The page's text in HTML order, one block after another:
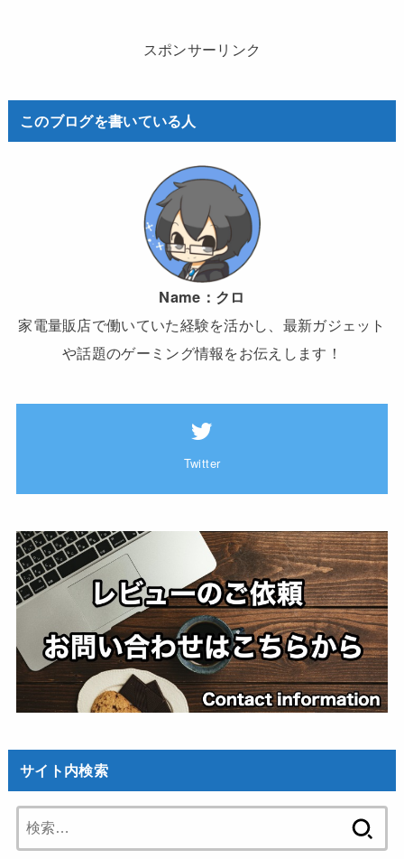
スポンサーリンク
このブログを書いている人
Name： クロ
家電量販店で働いていた経験を活かし、最新ガジェット
や話題のゲーミング情報をお伝えします！
Twitter
サイト内検索
索: